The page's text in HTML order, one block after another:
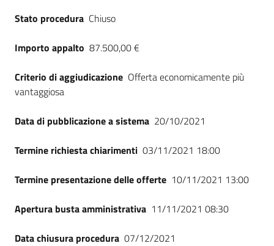
Stato procedura Chiuso
Importo appalto 87.500,00 €
Criterio di aggiudicazione Offerta economicamente più
vantaggiosa
Data di pubblicazione a sistema 20/10/2021
Termine richiesta chiarimenti 03/11/2021 18:00
Termine presentazione delle offerte 10/11/2021 13:00
Apertura busta amministrativa 11/11/2021 08:30
Data chiusura procedura 07/12/2021